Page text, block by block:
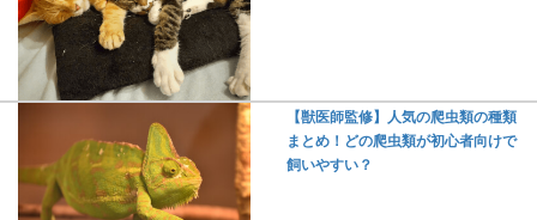
【獣医師監修】人気の爬虫類の種類
まとめ！どの爬虫類が初心者向けで
飼いやすい？